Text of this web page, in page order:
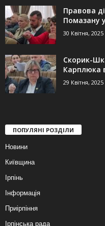
Правова
Помазану
30 Квітня, 2025
Скорик-
Карплюка
29 Квітня, 2025
ПОПУЛЯНІ РОЗДІЛИ
Новини
Київщина
Ірпінь
Інформація
Приірпіння
Ірпінська рада